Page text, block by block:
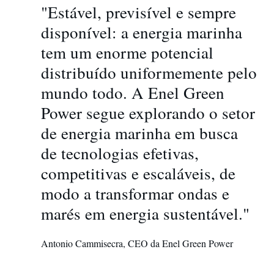
"Estável, previsível e sempre
disponível: a energia marinha
tem um enorme potencial
distribuído uniformemente pelo
mundo todo. A Enel Green
Power segue explorando o setor
de energia marinha em busca
de tecnologias efetivas,
competitivas e escaláveis, de
modo a transformar ondas e
marés em energia sustentável."
Antonio Cammisecra, CEO da Enel Green Power